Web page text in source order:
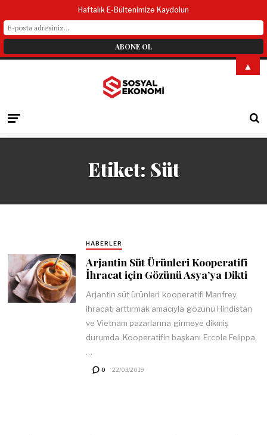
Etiket: Süt
HABERLER
Arjantin Süt Ürünleri Kooperatifi
İhracat için Gözünü Asya’ya Dikti
Arjantin süt ürünleri kooperatifi Manfrey,
ihracatı arttırmak amacıyla gözünü Hindistan
ve Vietnam pazarlarına girmeye dikmiş
durumda. Kooperatifin başkanı Ercole Felippa,
0 22/03/2019
Haftalık E-Bültenimize Kaydolun
▲